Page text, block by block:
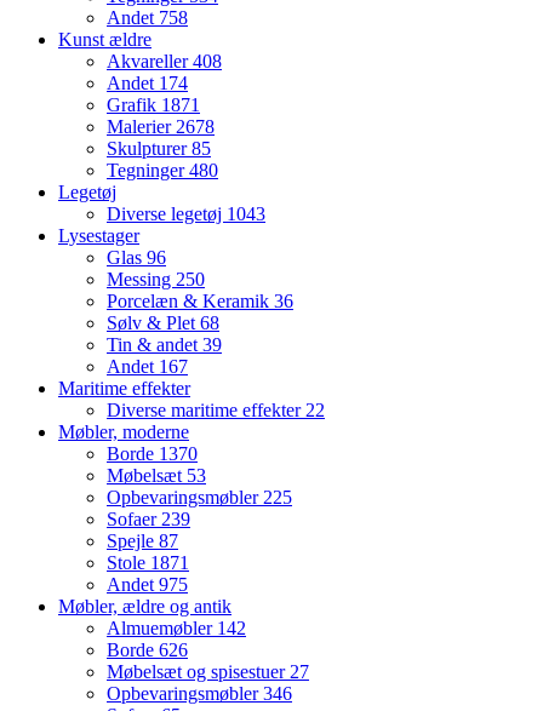
Andet 758
Kunst ældre
Akvareller408
Andet 174
Grafik 1871
Malerier 2678
Skulpturer85
Tegninger480
Legetøj
Diverse legetøj 1043
Lysestager
Glas 96
Messing 250
Porcelæn & Keramik 36
Sølv & Plet 68
Tin & andet 39
Andet 167
Maritime effekter
Diverse maritime effekter 22
Møbler, moderne
Borde 1370
Møbelsæt 53
Opbevaringsmøbler 225
Sofaer 239
Spejle 87
Stole 1871
Andet 975
Møbler, ældre og antik
Almuemøbler 142
Borde 626
Møbelsæt og spisestuer 27
Opbevaringsmøbler346